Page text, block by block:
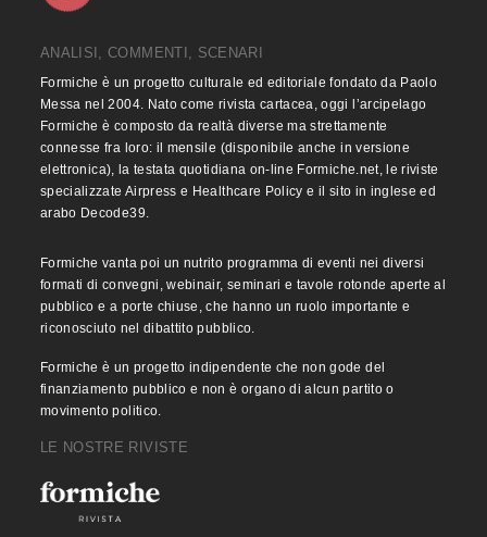
ANALISI, COMMENTI, SCENARI
Formiche è un progetto culturale ed editoriale fondato da Paolo
Messa nel 2004. Nato come rivista cartacea, oggi l’arcipelago
Formiche è composto da realtà diverse ma strettamente
connesse fra loro: il mensile (disponibile anche in versione
elettronica), la testata quotidiana on-line Formiche.net, le riviste
specializzate Airpress e Healthcare Policy e il sito in inglese ed
arabo Decode39.
Formiche vanta poi un nutrito programma di eventi nei diversi
formati di convegni, webinair, seminari e tavole rotonde aperte al
pubblico e a porte chiuse, che hanno un ruolo importante e
riconosciuto nel dibattito pubblico.
Formiche è un progetto indipendente che non gode del
finanziamento pubblico e non è organo di alcun partito o
movimento politico.
LE NOSTRE RIVISTE